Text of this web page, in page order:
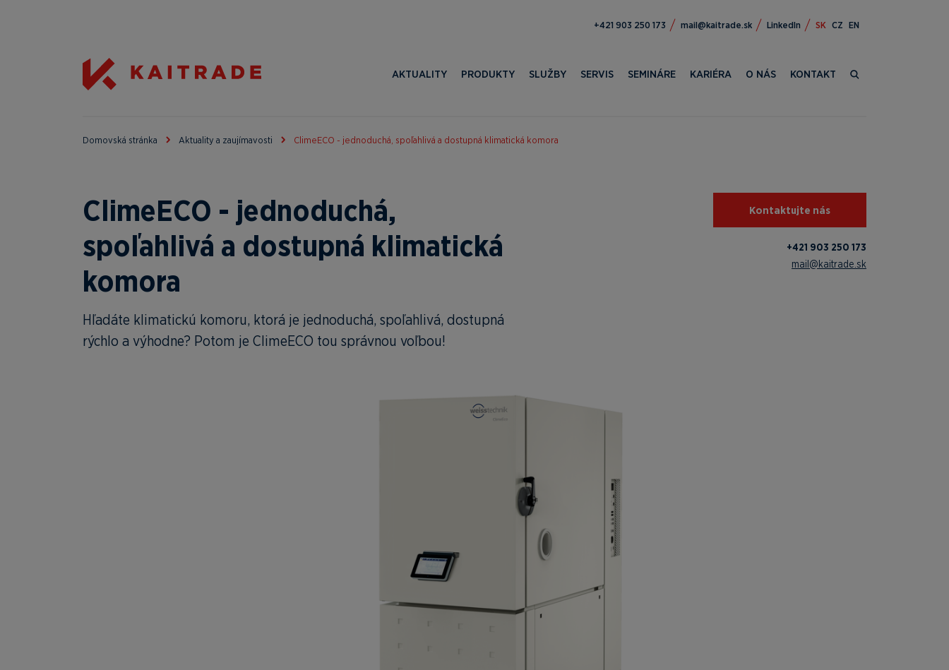
371 052 309 124+ ks.edartiak@liam LinkedIn SK CZ EN
AKTUALITY PRODUKTY SLUŽBY SERVIS SEMINÁRE KARIÉRA O NÁS KONTAKT
Domovská stránka Aktuality a zaujímavosti ClimeECO - jednoduchá, spoľahlivá a dostupná klimatická komora
ClimeECO - jednoduchá,
spoľahlivá a dostupná klimatická
komora
Hľadáte klimatickú komoru, ktorá je jednoduchá, spoľahlivá, dostupná
rýchlo a výhodne? Potom je ClimeECO tou správnou voľbou!
Kontaktujte nás
+421 903 250 173
mail@kaitrade.sk